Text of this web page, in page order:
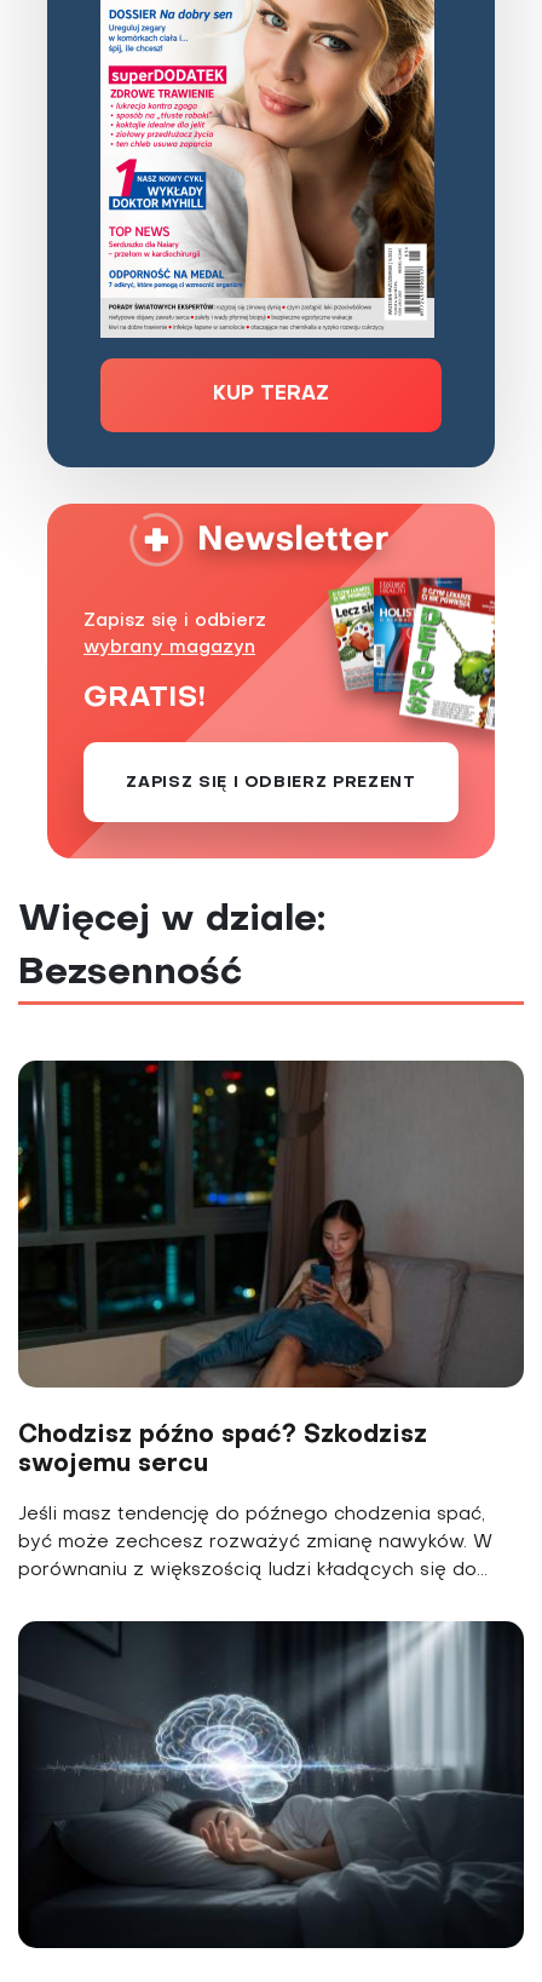
KUP TERAZ
Zapisz się i odbierz
wybrany magazyn
GRATIS!
ZAPISZ SIĘ I ODBIERZ PREZENT
Więcej w dziale:
Bezsenność
Chodzisz późno spać? Szkodzisz
swojemu sercu
Jeśli masz tendencję do późnego chodzenia spać,
być może zechcesz rozważyć zmianę nawyków. W
porównaniu z większością ludzi kładących się do...